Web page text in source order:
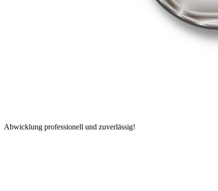
Abwicklung professionell und zuverlässig!